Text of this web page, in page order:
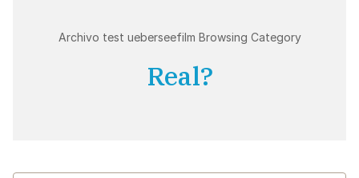
Archivo test ueberseefilm Browsing Category
Real?